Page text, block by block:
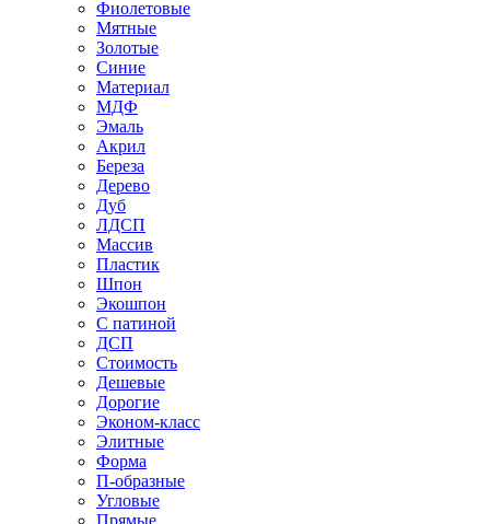
Фиолетовые
Мятные
Золотые
Синие
Материал
МДФ
Эмаль
Акрил
Береза
Дерево
Дуб
ЛДСП
Массив
Пластик
Шпон
Экошпон
С патиной
ДСП
Стоимость
Дешевые
Дорогие
Эконом-класс
Элитные
Форма
П-образные
Угловые
Прямые